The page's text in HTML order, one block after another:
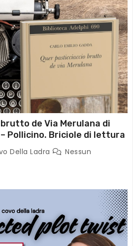
de Via Merulana di
– Pollicino. Briciole di lettura
Della Ladra
Nessun